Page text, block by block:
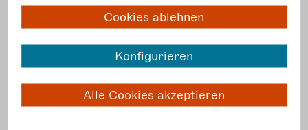
10:00 bis
Veranstaltung
online
in deutscher
Cookies ablehnen
Konfigurieren
Alle Cookies akzeptieren